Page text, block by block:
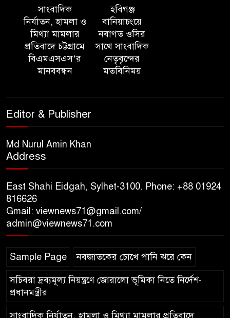
মামলায় এক বছরের সাজা
‘সমন্বিত উদ্যোগেই গড়ে উঠবে
আধুনিক সিলেট’ – বাণিজ্যমন্ত্রী
আয়োজন ‘শ্রাবনের মেঘগুলো’
গভীর শ্রদ্ধা নিবেদন
শতাংশই সিলেটি
হাসপাতালে ৩৫১ জন
সাংবাদিক
নির্যাতন, হামলা ও
মিথ্যা মামলার
প্রতিবাদে চট্টগ্রামে
বিএমএসএস’র
মানববন্ধন
হবিগঞ্জ
বানিয়াচংয়ে
নবাগত ওসির
সাথে সাংবাদিক
নেতৃবৃন্দের
মতবিনিময়
Editor & Publisher
Md Nurul Amin Khan
Address
East Shahi Eidgah, Sylhet-3100. Phone: +88 01924
816626
Gmail: viewnews71@gmail.com/
admin@viewnews71.com
Sample Page নবজাতকের চোখে পানি ঝরে কেন
সচিবরা দ্রব্যমূল্য নিয়ন্ত্রণে জোরালো ভূমিকা নিতে নির্দেশ-
প্রধানমন্ত্রীর
সাংবাদিক নির্যাতন, হামলা ও মিথ্যা মামলার প্রতিবাদে